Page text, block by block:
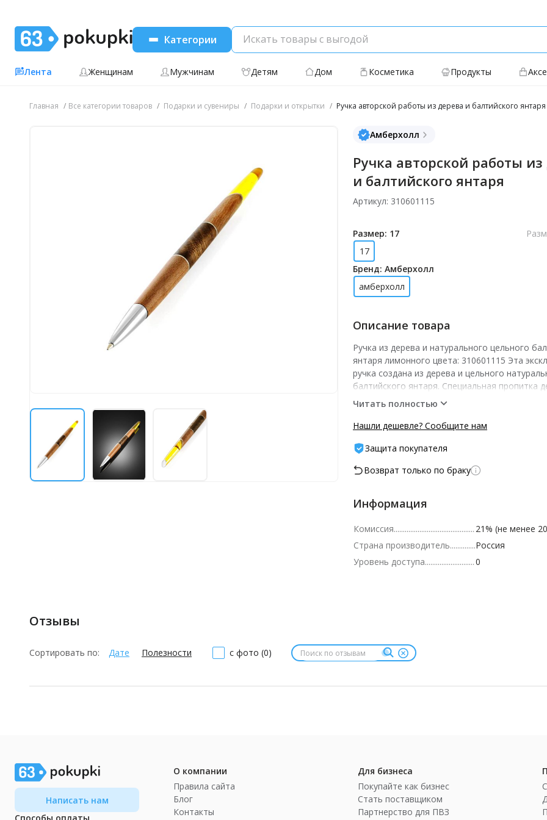
Категории
Лента Женщинам Мужчинам Детям Дом Косметика Продукты
Главная Все категории товаров Подарки и сувениры Подарки и открытки Ручка авторской работы из дерева и балтийского янтаря
Амберхолл
Ручка авторской работы
и балтийского янтаря
Артикул: 310601115
Размер: 17
17
Бренд: Амберхолл
амберхолл
Описание товара
Ручка из дерева и натурального цельного
янтаря лимонного цвета: 310601115 Эта
ручка создана из дерева и цельного
балтийского янтаря. Специальная пропитка
дерево очень прочным, благодаря чему такое
поколение. Ручка может стать великолепным
человека.
Читать полностью
Нашли дешевле? Сообщите нам
Защита покупателя
Возврат только по браку
Информация
Комиссия
21% (не менее
Страна производитель
Россия
Уровень доступа
0
Отзывы
Сортировать по: Дате Полезности с фото (0)
Написать нам
О компании
Правила сайта
Блог
Контакты
Для бизнеса
Покупайте как бизнес
Стать поставщиком
Партнерство для ПВЗ